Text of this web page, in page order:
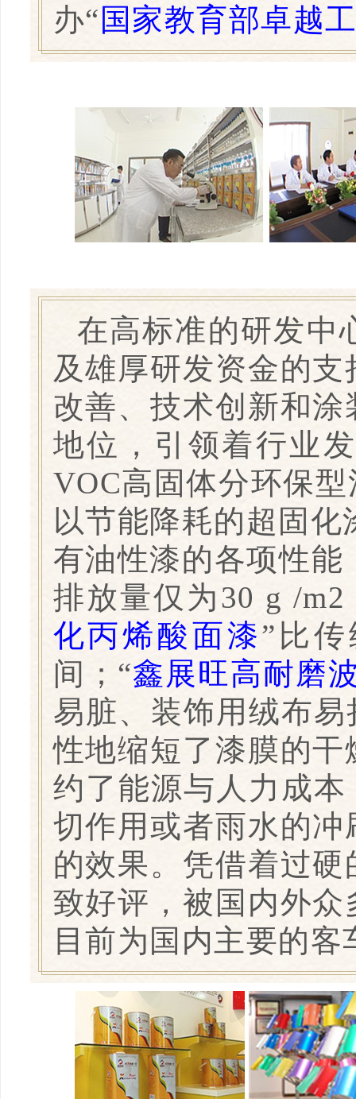
办“国家教育部卓越
在高标准的研发中
及雄厚研发资金的
改善、技术创新和涂
地位，引领着行业
VOC高固体分环保
以节能降耗的超固化
有油性漆的各项性
排放量仅为30 g /
化丙烯酸面漆”比
间；“鑫展旺高耐磨
易脏、装饰用绒布易
性地缩短了漆膜的
约了能源与人力成本
切作用或者雨水的
的效果。凭借着过
致好评，被国内外
目前为国内主要的